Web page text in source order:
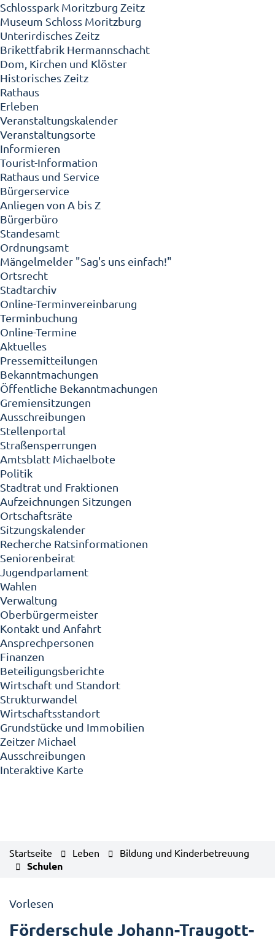
Schlosspark Moritzburg Zeitz
Museum Schloss Moritzburg
Unterirdisches Zeitz
Brikettfabrik Hermannschacht
Dom, Kirchen und Klöster
Historisches Zeitz
Rathaus
Erleben
Veranstaltungskalender
Veranstaltungsorte
Informieren
Tourist-Information
Rathaus und Service
Bürgerservice
Anliegen von A bis Z
Bürgerbüro
Standesamt
Ordnungsamt
Mängelmelder "Sag's uns einfach!"
Ortsrecht
Stadtarchiv
Online-Terminvereinbarung
Terminbuchung
Online-Termine
Aktuelles
Pressemitteilungen
Bekanntmachungen
Öffentliche Bekanntmachungen
Gremiensitzungen
Ausschreibungen
Stellenportal
Straßensperrungen
Amtsblatt Michaelbote
Politik
Stadtrat und Fraktionen
Aufzeichnungen Sitzungen
Ortschaftsräte
Sitzungskalender
Recherche Ratsinformationen
Seniorenbeirat
Jugendparlament
Wahlen
Verwaltung
Oberbürgermeister
Kontakt und Anfahrt
Ansprechpersonen
Finanzen
Beteiligungsberichte
Wirtschaft und Standort
Strukturwandel
Wirtschaftsstandort
Grundstücke und Immobilien
Zeitzer Michael
Ausschreibungen
Interaktive Karte
Startseite Leben Bildung und Kinderbetreuung
Schulen
Vorlesen
Förderschule Johann-Traugott-